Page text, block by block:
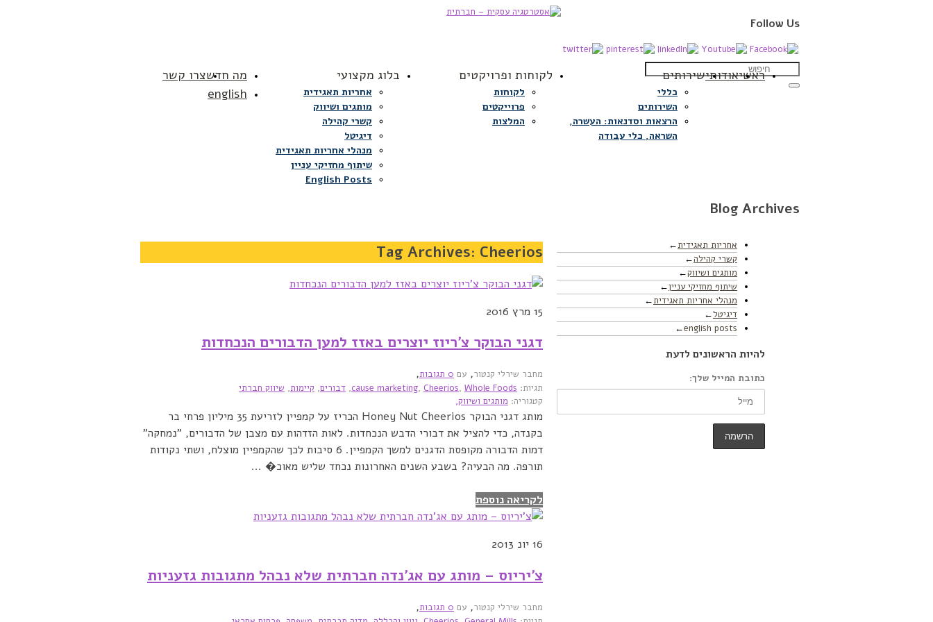
Follow Us
ראשיאודותישירותים
כללי
השירותים
הרצאות וסדנאות: העשרה,
השראה, כלי עבודה
לקוחות ופרויקטים
לקוחות
פרוייקטים
המלצות
בלוג מקצועי
אחריות תאגידית
מותגים ושיווק
קשרי קהילה
דיגיטל
מנהלי אחריות תאגידית
שיתוף מחזיקי עניין
English Posts
מה חדשצרו קשר
english
Blog Archives
Tag Archives: Cheerios
15 מרץ 2016
דגני הבוקר צ’ריוז יוצרים באזז למען הדבורים הנכחדות
מחבר שירלי קנטור, עם 0 תגובות ,
קטגוריה: מותגים ושיווק,
תגיות: cause marketing, Cheerios, Whole Foods
, דבורים, קיימות, שיווק חברתי
מותג דגני הבוקר Honey Nut Cheerios הכריז על קמפיין לזריעת 35 מיליון פרחי בר
בקנדה, כדי להציל את דבורי הדבש הנכחדות. לאות הזדהות עם מצבן של הדבורים, "נמחקה"
דמות הדבורה מקופסת הדגנים למשך הקמפיין. 6 סיבות לכך שהקמפיין מוצלח, ושתי נקודות
תורפה. מה הבעיה? בשבע השנים האחרונות נכחד שליש מאוכ� ...
לקריאה נוספת
16 יונ 2013
צ’יריוס – מותג עם אג’נדה חברתית שלא נבהל מתגובות גזעניות
מחבר שירלי קנטור, עם 0 תגובות ,
אחריות תאגידית
קשרי קהילה
מותגים ושיווק
שיתוף מחזיקי עניין
מנהלי אחריות תאגידית
דיגיטל
english posts
להיות הראשונים לדעת
כתובת המייל שלך: